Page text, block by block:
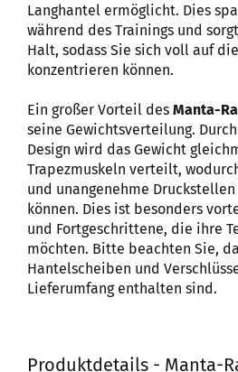
Langhantel ermöglicht. Dies
während des Trainings und
Halt, sodass Sie sich voll auf
konzentrieren können.
Ein großer Vorteil des Manta-
seine Gewichtsverteilung.
Design wird das Gewicht
Trapezmuskeln verteilt,
und unangenehme
können. Dies ist besonders
und Fortgeschrittene, die ihre
möchten. Bitte beachten Sie,
Hantelscheiben und
Lieferumfang enthalten sind.
Produktdetails - Manta-